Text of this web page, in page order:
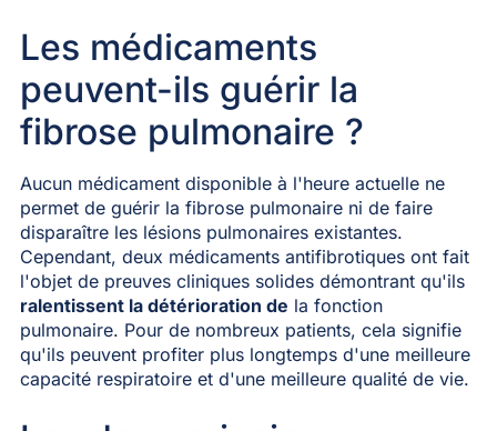
Les médicaments
peuvent-ils guérir la
fibrose pulmonaire ?
Aucun médicament disponible à l'heure actuelle ne
permet de guérir la fibrose pulmonaire ni de faire
disparaître les lésions pulmonaires existantes.
Cependant, deux médicaments antifibrotiques ont fait
l'objet de preuves cliniques solides démontrant qu'ils
ralentissent la détérioration de la fonction
pulmonaire. Pour de nombreux patients, cela signifie
qu'ils peuvent profiter plus longtemps d'une meilleure
capacité respiratoire et d'une meilleure qualité de vie.